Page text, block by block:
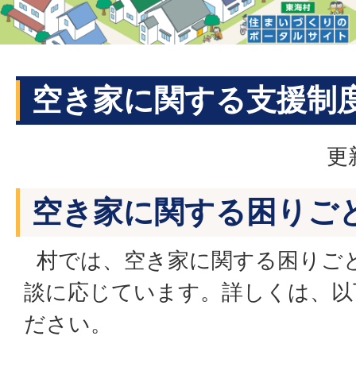
空き家に関する支援制
更
空き家に関する困りご
村では、空き家に関する困りご
談に応じています。詳しくは、
ださい。